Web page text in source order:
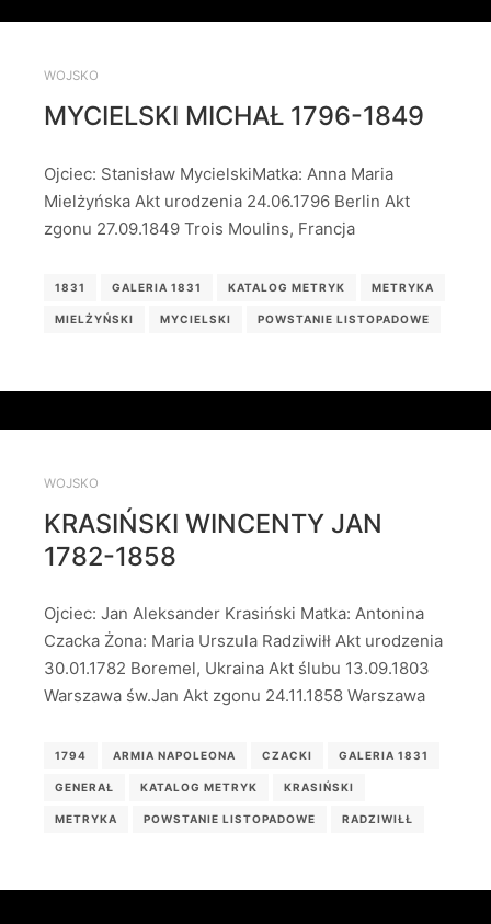
WOJSKO
MYCIELSKI MICHAŁ 1796-1849
Ojciec: Stanisław MycielskiMatka: Anna Maria
Mielżyńska Akt urodzenia 24.06.1796 Berlin Akt
zgonu 27.09.1849 Trois Moulins, Francja
1831 GALERIA 1831 KATALOG METRYK METRYKA
MIELŻYŃSKI MYCIELSKI POWSTANIE LISTOPADOWE
WOJSKO
KRASIŃSKI WINCENTY JAN
1782-1858
Ojciec: Jan Aleksander Krasiński Matka: Antonina
Czacka Żona: Maria Urszula Radziwiłł Akt urodzenia
30.01.1782 Boremel, Ukraina Akt ślubu 13.09.1803
Warszawa św.Jan Akt zgonu 24.11.1858 Warszawa
1794 ARMIA NAPOLEONA CZACKI GALERIA 1831
GENERAŁ KATALOG METRYK KRASIŃSKI
METRYKA POWSTANIE LISTOPADOWE RADZIWIŁŁ